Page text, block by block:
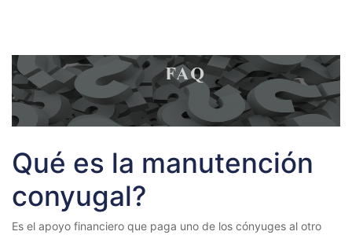
Qué es la manutención
conyugal?
Es el apoyo financiero que paga uno de los cónyuges al otro